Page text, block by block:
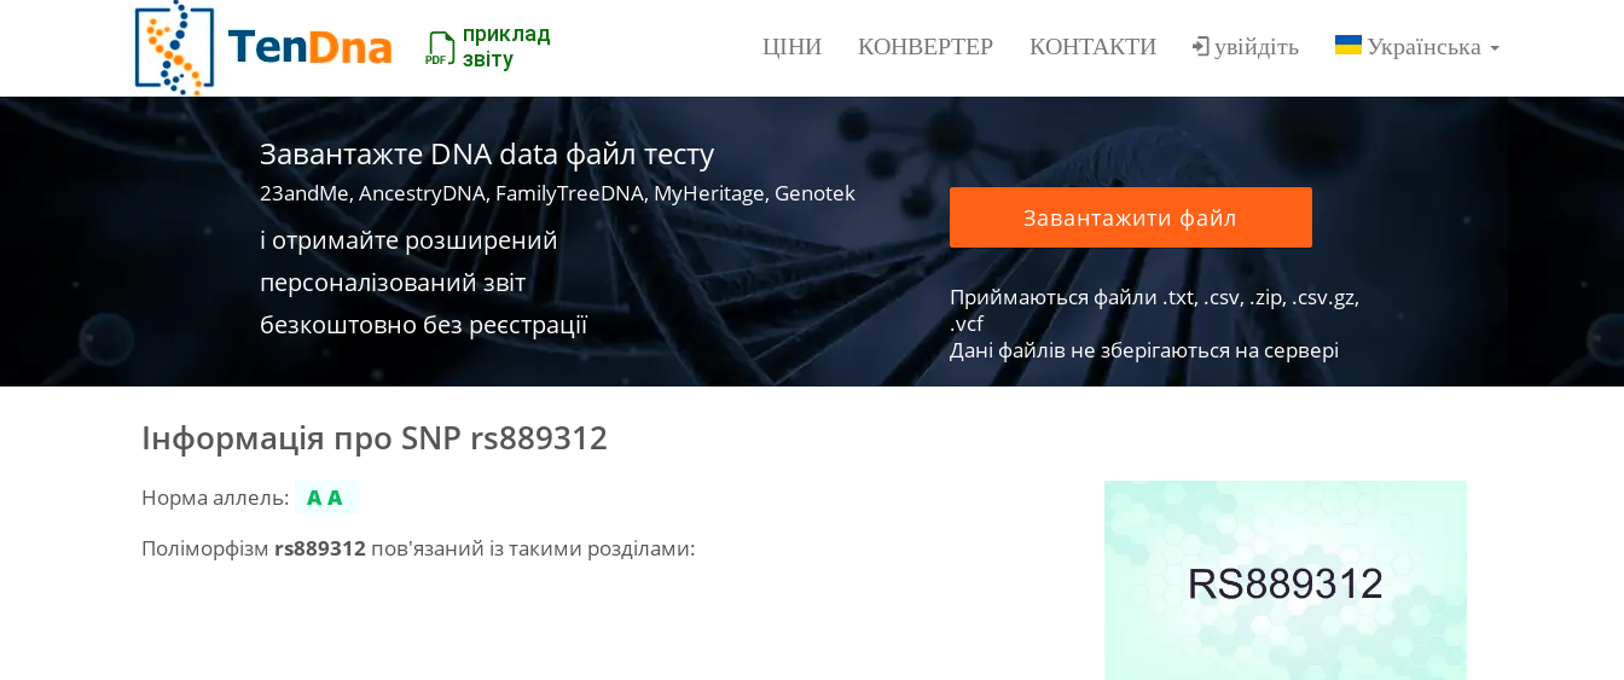
приклад
звіту
ЦІНИ КОНВЕРТЕР КОНТАКТИ увійдіть
Завантажте DNA data файл тесту
23andMe, AncestryDNA, FamilyTreeDNA, MyHeritage, Genotek
і отримайте розширений
персоналізований звіт
безкоштовно без реєстрації
Завантажити файл
Приймаються файли .txt, .csv, .zip, .csv.gz,
.vcf
Дані файлів не зберігаються на сервері
Інформація про SNP rs889312
Норма аллель:
AA
Поліморфізм rs889312 пов'язаний із такими розділами: